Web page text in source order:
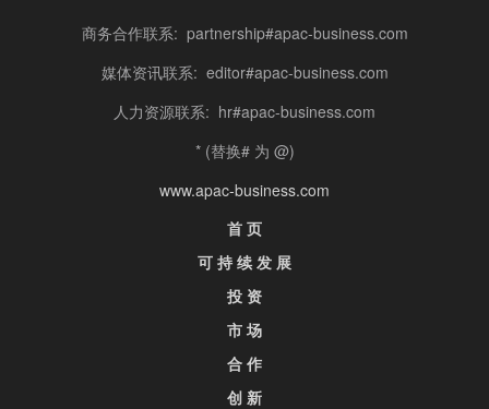
商务合作联系: partnership#apac-business.com
媒体资讯联系: editor#apac-business.com
人力资源联系: hr#apac-business.com
* (替换# 为 @)
www.apac-business.com
首 页
可 持 续 发 展
投 资
市 场
合 作
创 新